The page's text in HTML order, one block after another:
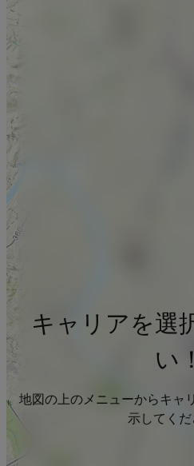
キャリアを選
い！
地図の上のメニューからキャ
示してくだ